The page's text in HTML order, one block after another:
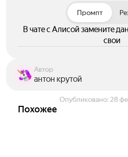
Промпт
В чате с Алисой замените
свои
Автор
антон крутой
Опубликовано: 28
Похожее